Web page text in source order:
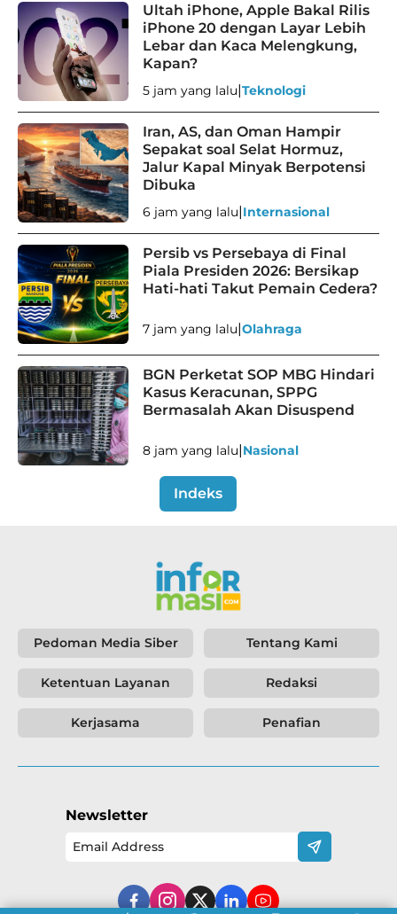
Ultah iPhone, Apple Bakal Rilis
iPhone 20 dengan Layar Lebih
Lebar dan Kaca Melengkung,
Kapan?
5 jam yang lalu|Teknologi
Iran, AS, dan Oman Hampir
Sepakat soal Selat Hormuz,
Jalur Kapal Minyak Berpotensi
Dibuka
6 jam yang lalu|Internasional
Persib vs Persebaya di Final
Piala Presiden 2026: Bersikap
Hati-hati Takut Pemain Cedera?
7 jam yang lalu|Olahraga
BGN Perketat SOP MBG Hindari
Kasus Keracunan, SPPG
Bermasalah Akan Disuspend
8 jam yang lalu|Nasional
Indeks
Tentang Kami
Redaksi
Pedoman Media Siber
Ketentuan Layanan
Kerjasama Penafian
Newsletter